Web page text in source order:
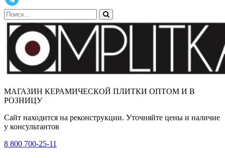
МАГАЗИН КЕРАМИЧЕСКОЙ ПЛИТКИ ОПТОМ И В
РОЗНИЦУ
Сайт находится на реконструкции. Уточняйте цены и наличие
у консультантов
8 800 700-25-11